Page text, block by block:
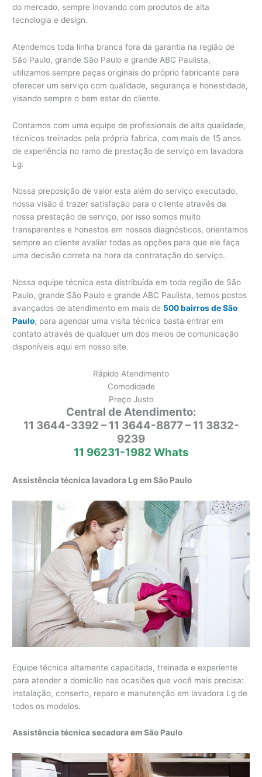
do mercado, sempre inovando com produtos de alta
tecnologia e design.
Atendemos toda linha branca fora da garantia na região de
São Paulo, grande São Paulo e grande ABC Paulista,
utilizamos sempre peças originais do próprio fabricante para
oferecer um serviço com qualidade, segurança e honestidade,
visando sempre o bem estar do cliente.
Contamos com uma equipe de profissionais de alta qualidade,
técnicos treinados pela própria fabrica, com mais de 15 anos
de experiência no ramo de prestação de serviço em lavadora
Lg.
Nossa preposição de valor esta além do serviço executado,
nossa visão é trazer satisfação para o cliente através da
nossa prestação de serviço, por isso somos muito
transparentes e honestos em nossos diagnósticos, orientamos
sempre ao cliente avaliar todas as opções para que ele faça
uma decisão correta na hora da contratação do serviço.
Nossa equipe técnica esta distribuída em toda região de São
Paulo, grande São Paulo e grande ABC Paulista, temos postos
avançados de atendimento em mais de 500 bairros de São
Paulo, para agendar uma visita técnica basta entrar em
contato através de qualquer um dos meios de comunicação
disponíveis aqui em nosso site.
Rápido Atendimento
Comodidade
Preço Justo
Central de Atendimento:
11 3644-3392 – 11 3644-8877 – 11 3832-
9239
11 96231-1982 Whats
Assistência técnica lavadora Lg em São Paulo
Equipe técnica altamente capacitada, treinada e experiente
para atender a domicílio nas ocasiões que você mais precisa:
instalação, conserto, reparo e manutenção em lavadora Lg de
todos os modelos.
Assistência técnica secadora em São Paulo